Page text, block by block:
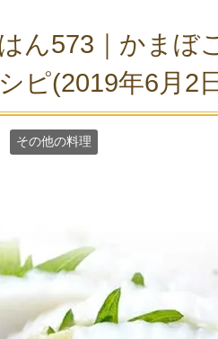
ん573｜かまぼ
ピ(2019年6月2
その他の料理